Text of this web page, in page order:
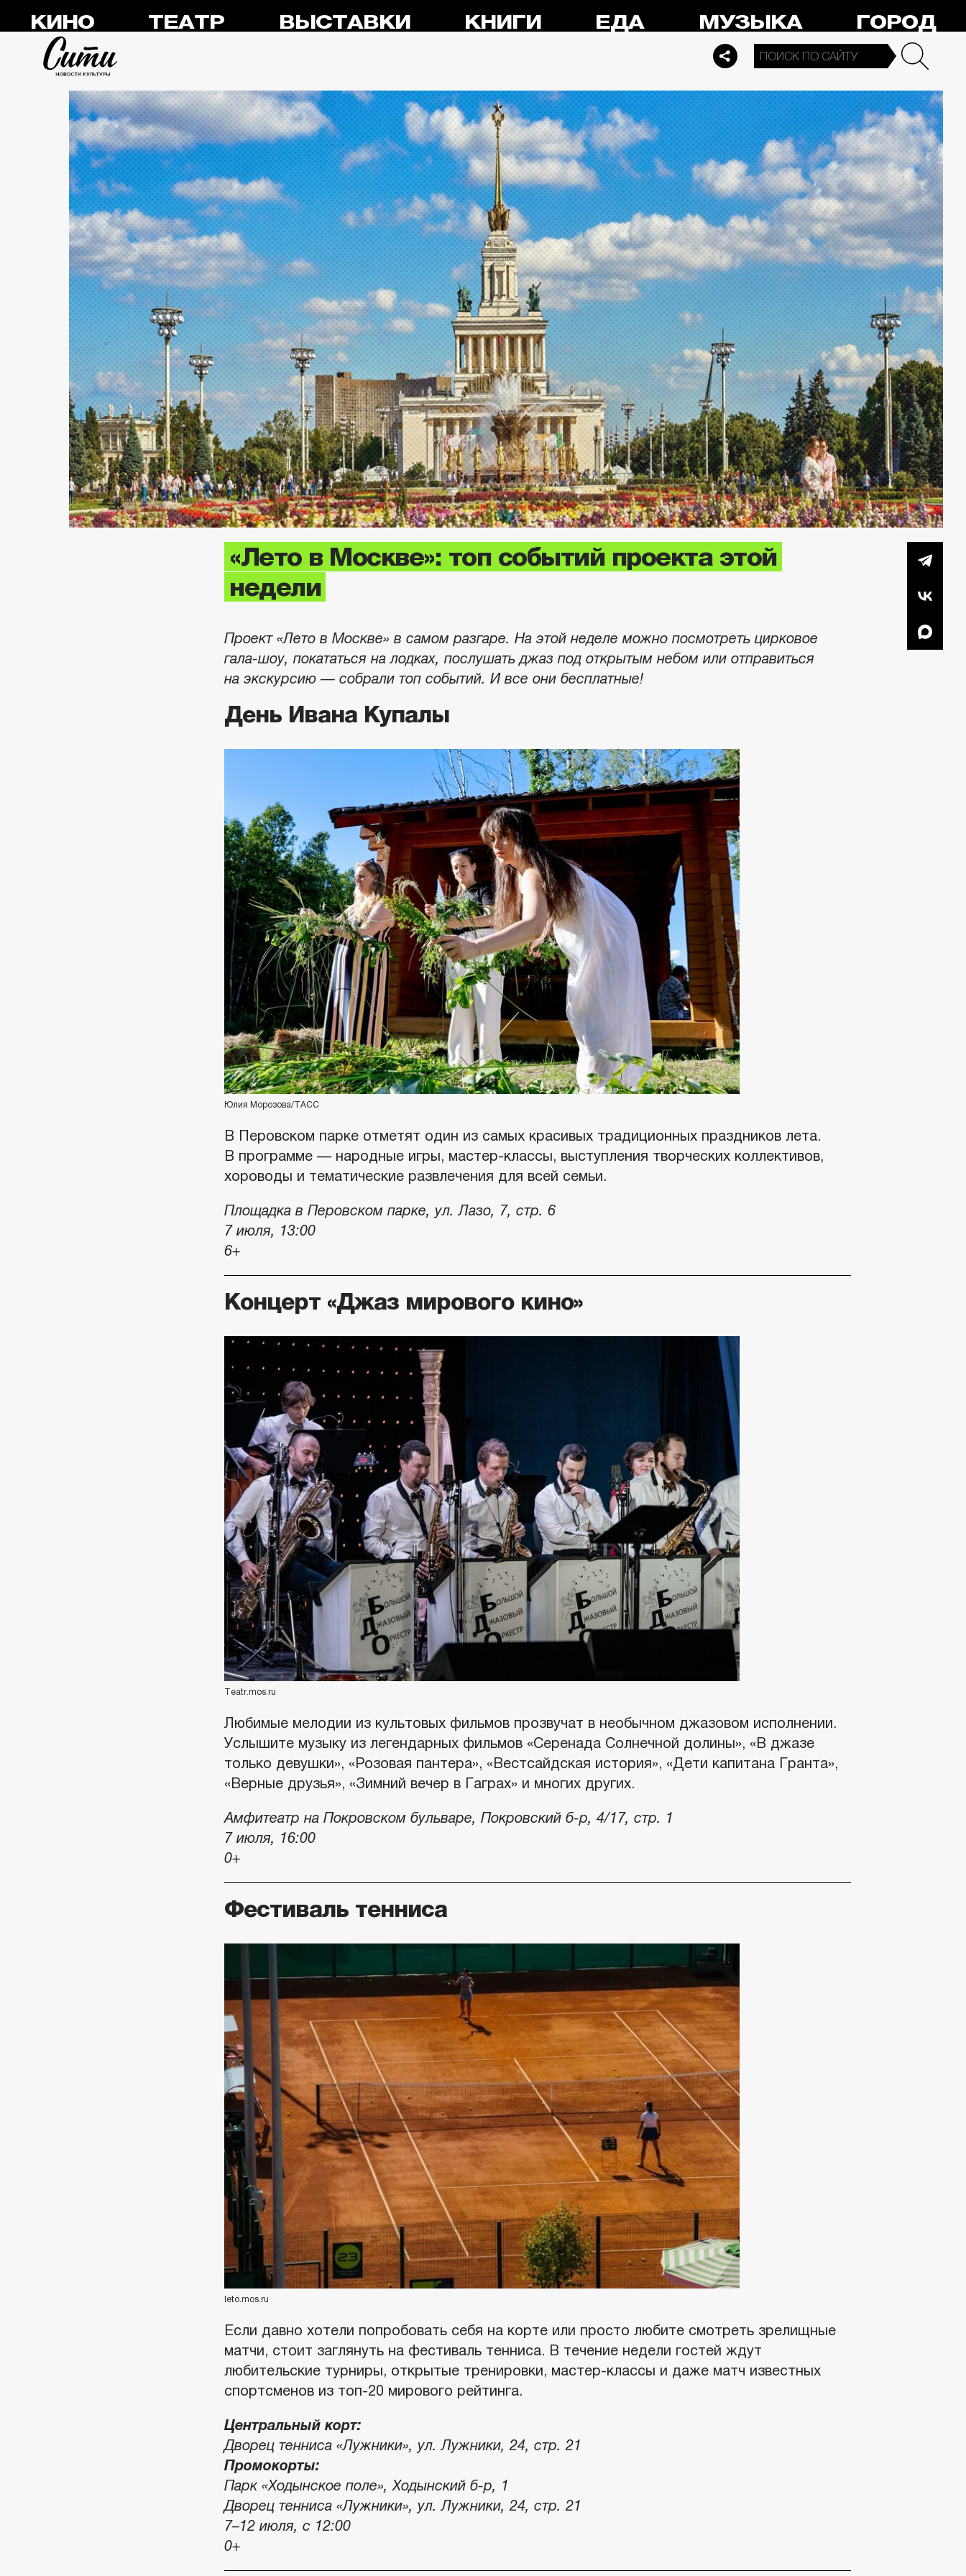
КИНО ТЕАТР ВЫСТАВКИ КНИГИ ЕДА МУЗЫКА ГОРОД
«Лето в Москве»: топ событий проекта этой
недели
Проект «Лето в Москве» в самом разгаре. На этой неделе можно посмотреть цирковое
гала-шоу, покататься на лодках, послушать джаз под открытым небом или отправиться
на экскурсию — собрали топ событий. И все они бесплатные!
День Ивана Купалы
Юлия Морозова/ТАСС
В Перовском парке отметят один из самых красивых традиционных праздников лета.
В программе — народные игры, мастер-классы, выступления творческих коллективов,
хороводы и тематические развлечения для всей семьи.
Площадка в Перовском парке, ул. Лазо, 7, стр. 6
7 июля, 13:00
6+
Концерт «Джаз мирового кино»
Teatr.mos.ru
Любимые мелодии из культовых фильмов прозвучат в необычном джазовом исполнении.
Услышите музыку из легендарных фильмов «Серенада Солнечной долины», «В джазе
только девушки», «Розовая пантера», «Вестсайдская история», «Дети капитана Гранта»,
«Верные друзья», «Зимний вечер в Гаграх» и многих других.
Амфитеатр на Покровском бульваре, Покровский б-р, 4/17, стр. 1
7 июля, 16:00
0+
Фестиваль тенниса
leto.mos.ru
Если давно хотели попробовать себя на корте или просто любите смотреть зрелищные
матчи, стоит заглянуть на фестиваль тенниса. В течение недели гостей ждут
любительские турниры, открытые тренировки, мастер-классы и даже матч известных
спортсменов из топ-20 мирового рейтинга.
Центральный корт:
Дворец тенниса «Лужники», ул. Лужники, 24, стр. 21
Промокорты:
Парк «Ходынское поле», Ходынский б-р, 1
Дворец тенниса «Лужники», ул. Лужники, 24, стр. 21
7–12 июля, с 12:00
0+